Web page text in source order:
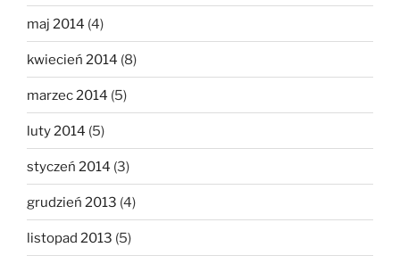
maj 2014 (4)
kwiecień 2014 (8)
marzec 2014 (5)
luty 2014 (5)
styczeń 2014 (3)
grudzień 2013 (4)
listopad 2013 (5)